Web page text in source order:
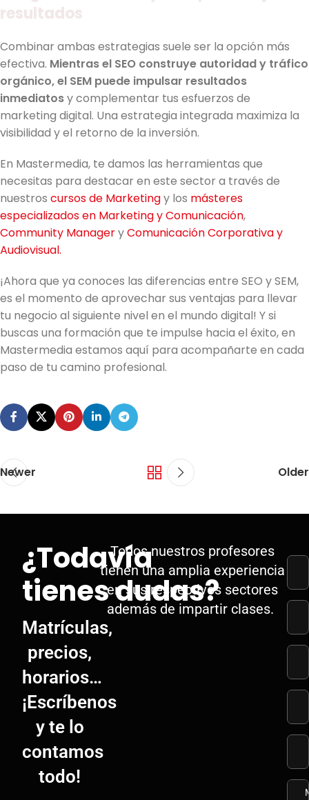
Combinar ambas estrategias suele ser la opción más
efectiva. Mientras el SEO construye autoridad y tráfico
orgánico, el SEM puede impulsar resultados
inmediatosy complementar tus esfuerzos de
marketing digital. Una estrategia integrada maximiza la
visibilidad y el retorno de la inversión.
En Mastermedia, te damos las herramientas que
necesitas para destacar en este sector a través de
nuestros cursos de Marketingy los másteres
especializados en Marketing y Comunicación,
Community ManageryComunicación Corporativa y
Audiovisual.
¡Ahora que ya conoces las diferencias entre SEO y SEM,
es el momento de aprovechar sus ventajas para llevar
tu negocio al siguiente nivel en el mundo digital! Y si
buscas una formación que te impulse hacia el éxito, en
Mastermedia estamos aquí para acompañarte en cada
paso de tu camino profesional.
Newer Older
¿Todavía
tienes dudas?
Matrículas,
precios,
horarios…
¡Escríbenos
y te lo
contamos
todo!
Todos nuestros profesores
tienen una amplia experiencia
en sus respectivos sectores
además de impartir clases.